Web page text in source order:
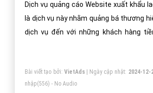
Dịch vụ quảng cáo Website xuất khẩu
là dịch vụ này nhằm quảng bá thương
dịch vụ đến với những khách hàng
Bài viết tạo bởi: VietAds| Ngày cập nhật: 2024-12-
nhập(556) - No Audio